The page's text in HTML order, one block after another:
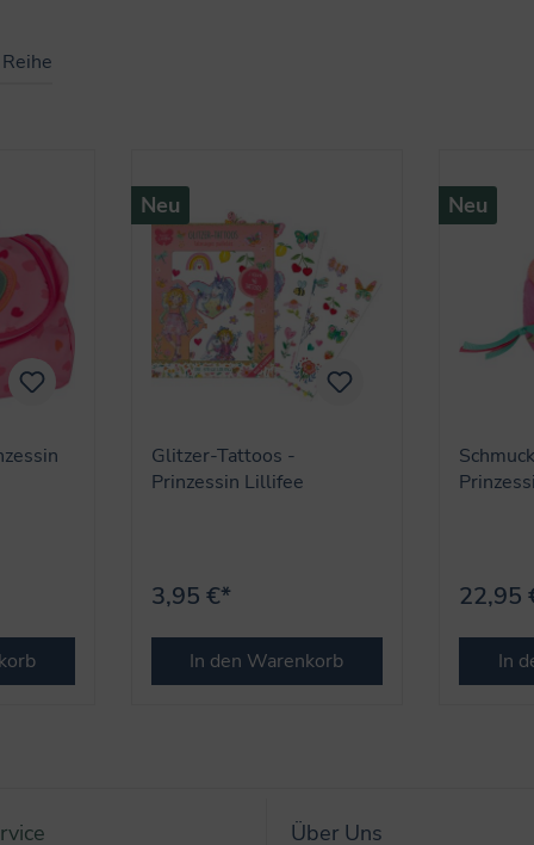
Neu
Glitzer-Tattoos -
Prinzessin Lillifee
3,95 €*
In den Warenkorb
Neu
22,95
In
Über Uns